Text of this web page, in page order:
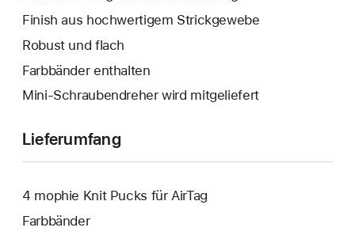
Finish aus hochwertigem Strickgewebe
Robust und flach
Farbbänder enthalten
Mini-Schraubendreher wird mitgeliefert
Lieferumfang
4 mophie Knit Pucks für AirTag
Farbbänder